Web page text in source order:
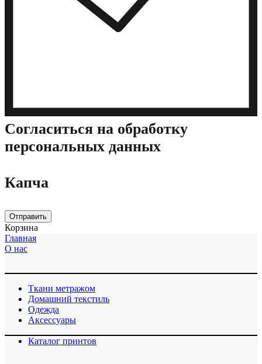
Cогласиться на обработку
персональных данных
Капча
Отправить
Корзина
Главная
О нас
Ткани метражом
Домашний текстиль
Одежда
Аксессуары
Каталог принтов